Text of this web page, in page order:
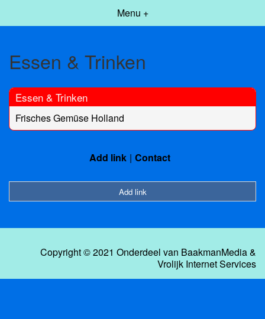
Menu +
Essen & Trinken
Essen & Trinken
Frisches Gemüse Holland
Add link Contact
Add link
Copyright © 2021 Onderdeel van BaakmanMedia&
Vrolijk Internet Services